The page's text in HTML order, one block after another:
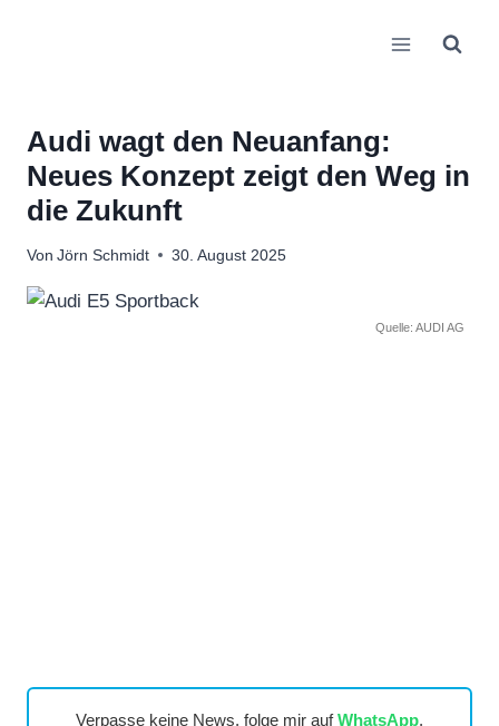
Audi wagt den Neuanfang:
Neues Konzept zeigt den Weg in
die Zukunft
Von Jörn Schmidt 30. August 2025
Quelle: AUDI AG
Verpasse keine News, folge mir aufWhatsApp,